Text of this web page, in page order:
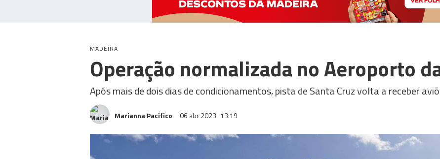
MADEIRA
Operação normalizada no Aeroporto
Após mais de dois dias de condicionamentos, pista de Santa Cruz volta a receber
Marianna Pacifico 06 abr 2023 13:19